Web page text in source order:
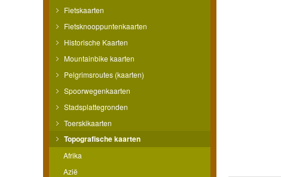
Fietskaarten
Fietsknooppuntenkaarten
Historische Kaarten
Mountainbike kaarten
Pelgrimsroutes (kaarten)
Spoorwegenkaarten
Stadsplattegronden
Toerskikaarten
Topografische kaarten
Afrika
Azië